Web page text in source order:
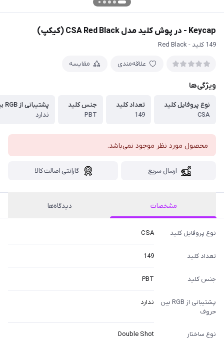
Keycap - در پوش کلید مدل CSA Red Black (کیکپ)
149 کلید - Red Black
علاقه‌مندی مقایسه
ویژگی‌ها
نوع پروفایل کلید
CSA
تعداد کلید
149
جنس کلید
PBT
پشتیبانی از RGB بین حروف
ندارد
محصول مورد نظر موجود نمی‌باشد.
ارسال سریع گارانتی اصالت کالا
مشخصات دیدگاه‌ها
نوع پروفایل کلید CSA
تعداد کلید 149
جنس کلید PBT
پشتیبانی از RGB بین
حروف
ندارد
نوع ساختار Double Shot